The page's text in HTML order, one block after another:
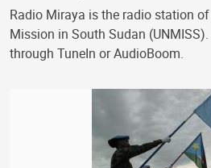
Radio Miraya is the radio station
Mission in South Sudan
through TuneIn or AudioBoom.